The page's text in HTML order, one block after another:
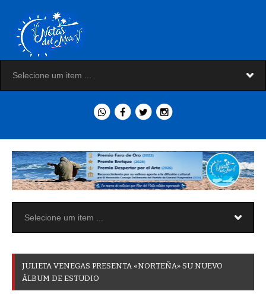
JULIETA VENEGAS PRESENTA «NORTEÑA» SU NUEVO
ÁLBUM DE ESTUDIO